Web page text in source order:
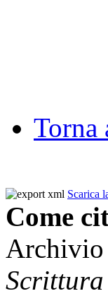
Torna
Scarica
Come
Archivio